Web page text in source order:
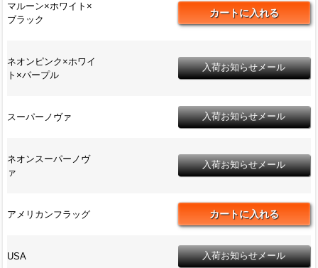
マルーン×ホワイト×
ブラック
ネオンピンク×ホワイ
ト×パープル
スーパーノヴァ
ネオンスーパーノヴ
ァ
アメリカンフラッグ
USA